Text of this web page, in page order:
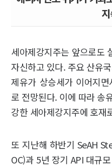
세아제강지주는 앞으로도
자신하고 있다. 주요 산유
제유가 상승세가 이어지
로 전망된다. 이에 따라 송
강한 세아제강지주에 호재
또 지난해 하반기 SeAH
OC)과 5년 장기 API 대규